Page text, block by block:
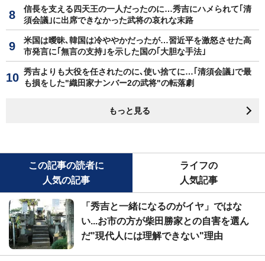
信長を支える四天王の一人だったのに…秀吉にハメられて｢清
須会議｣に出席できなかった武将の哀れな末路
米国は曖昧､韓国は冷ややかだったが…習近平を激怒させた高
市発言に｢無言の支持｣を示した国の｢大胆な手法｣
秀吉よりも大役を任されたのに､使い捨てに…｢清須会議｣で最
も損をした"織田家ナンバー2の武将"の転落劇
もっと見る
この記事の読者に
人気の記事
ライフの
人気記事
「秀吉と一緒になるのがイヤ」ではな
い...お市の方が柴田勝家との自害を選ん
だ"現代人には理解できない"理由